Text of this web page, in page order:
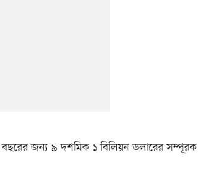
জন্য ৯ দশমিক ১ বিলিয়ন ডলারের সম্পূরক